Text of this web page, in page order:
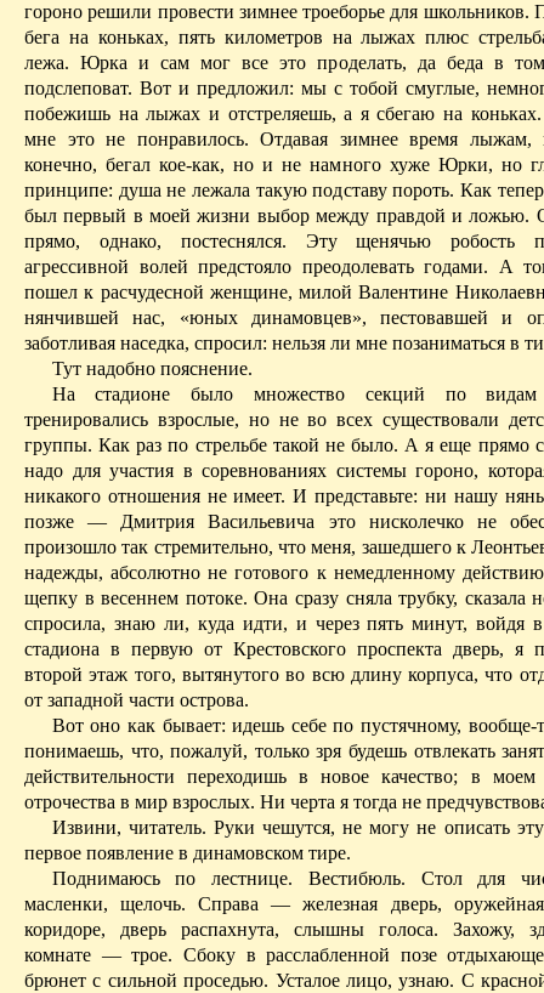
гороно решили провести зимнее троеборье для школьников.
бега на коньках, пять километров на лыжах плюс
лежа. Юрка и сам мог все это проделать, да беда в
подслеповат. Вот и предложил: мы с тобой смуглые,
побежишь на лыжах и отстреляешь, а я сбегаю на
мне это не понравилось. Отдавая зимнее время лыжам,
конечно, бегал кое-как, но и не намного хуже Юрки, но
принципе: душа не лежала такую подставу пороть. Как
был первый в моей жизни выбор между правдой и ложью.
прямо, однако, постеснялся. Эту щенячью робость
агрессивной волей предстояло преодолевать годами. А
пошел к расчудесной женщине, милой Валентине
нянчившей нас, «юных динамовцев», пестовавшей и
заботливая наседка, спросил: нельзя ли мне позаниматься в
Тут надобно пояснение.
На стадионе было множество секций по видам
тренировались взрослые, но не во всех существовали
группы. Как раз по стрельбе такой не было. А я еще прямо
надо для участия в соревнованиях системы гороно,
никакого отношения не имеет. И представьте: ни нашу
позже — Дмитрия Васильевича это нисколечко не
произошло так стремительно, что меня, зашедшего к
надежды, абсолютно не готового к немедленному
щепку в весеннем потоке. Она сразу сняла трубку, сказала
спросила, знаю ли, куда идти, и через пять минут, войдя
стадиона в первую от Крестовского проспекта дверь, я
второй этаж того, вытянутого во всю длину корпуса, что
от западной части острова.
Вот оно как бывает: идешь себе по пустячному, вообще-
понимаешь, что, пожалуй, только зря будешь отвлекать
дей­ствительности переходишь в новое качество; в
отрочества в мир взрослых. Ни черта я тогда не
Извини, читатель. Руки чешутся, не могу не описать
первое появление в динамовском тире.
Поднимаюсь по лестнице. Вестибюль. Стол для
масленки, щелочь. Справа — железная дверь,
коридоре, дверь распахнута, слышны голоса. Захожу,
комнате — трое. Сбоку в расслабленной позе
брюнет с сильной проседью. Усталое лицо, узнаю. С